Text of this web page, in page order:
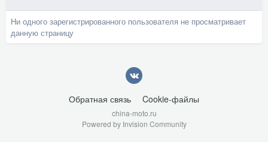
Ни одного зарегистрированного пользователя не просматривает
данную страницу
Обратная связь Cookie-файлы
china-moto.ru
Powered by Invision Community